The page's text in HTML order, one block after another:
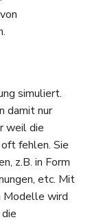
simuliert.
damit nur
weil die
fehlen. Sie
z.B. in Form
etc. Mit
Modelle wird